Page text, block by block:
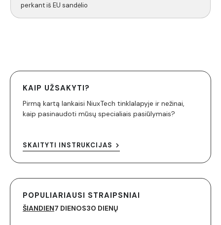
perkant iš EU sandėlio
KAIP UŽSAKYTI?
Pirmą kartą lankaisi NiuxTech tinklalapyje ir nežinai,
kaip pasinaudoti mūsų specialiais pasiūlymais?
SKAITYTI INSTRUKCIJAS
POPULIARIAUSI STRAIPSNIAI
ŠIANDIEN7 DIENOS30 DIENŲ